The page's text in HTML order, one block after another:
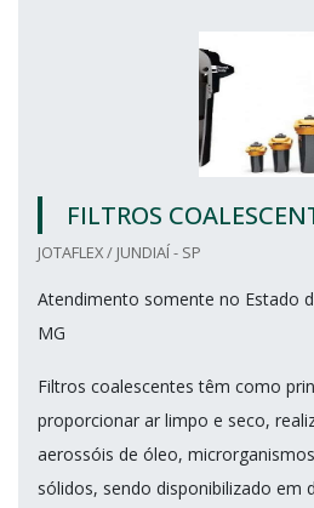
FILTROS
JOTAFLEX / JUNDIAÍ - SP
Atendimento somente no Estado
MG
Filtros coalescentes têm como
proporcionar ar limpo e seco,
aerossóis de óleo,
sólidos, sendo disponibilizado em